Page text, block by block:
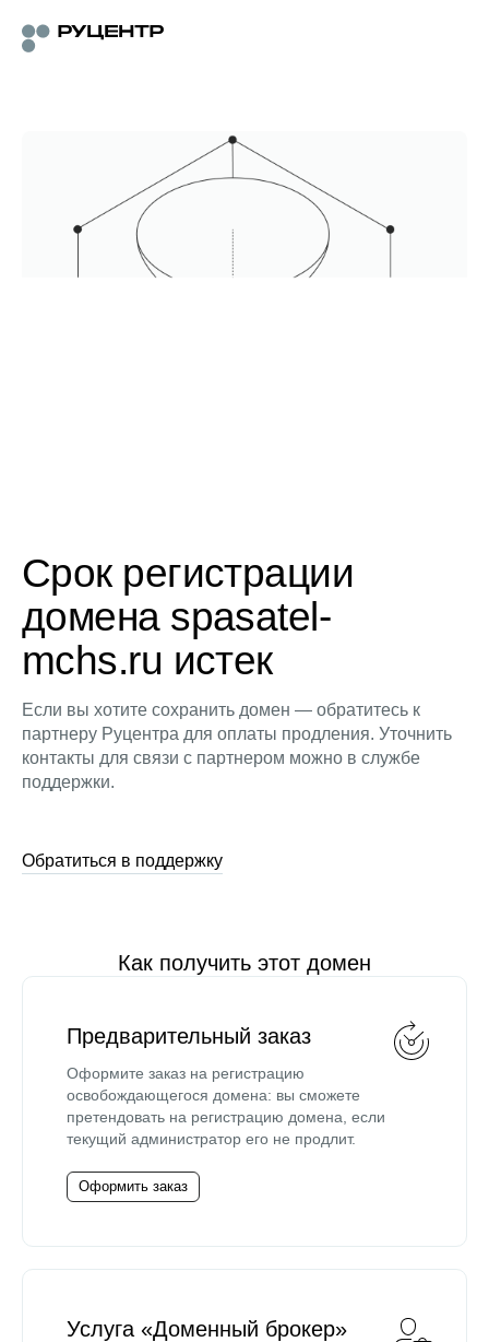
Срок регистрации
домена spasatel-
mchs.ru истек
Если вы хотите сохранить домен — обратитесь к
партнеру Руцентра для оплаты продления. Уточнить
контакты для связи с партнером можно в службе
поддержки.
Обратиться в поддержку
Как получить этот домен
Предварительный заказ
Оформите заказ на регистрацию
освобождающегося домена: вы сможете
претендовать на регистрацию домена, если
текущий администратор его не продлит.
Оформить заказ
Услуга «Доменный брокер»